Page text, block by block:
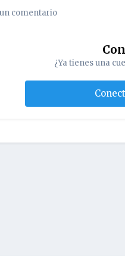
comentario
¿Ya tienes una